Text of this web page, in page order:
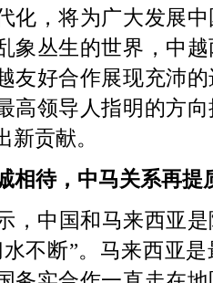
化，将为广大发展
象丛生的世界，中
友好合作展现充沛
高领导人指明的方
新贡献。
相待，中马关系再提
，中国和马来西亚
不断”。马来西亚